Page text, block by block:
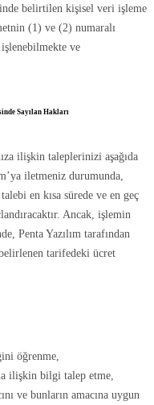
belirtilen kişisel veri işleme
(1) ve (2) numaralı
ve
Sayılan Hakları
ilişkin taleplerinizi aşağıda
iletmeniz durumunda,
en kısa sürede ve en geç
Ancak, işlemin
Penta Yazılım tarafından
tarifedeki ücret
öğrenme,
ilişkin bilgi talep etme,
ve bunların amacına uygun